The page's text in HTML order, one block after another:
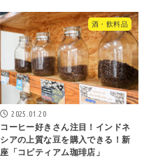
酒・飲料品
2025.01.20
コーヒー好きさん注目！インドネ
シアの上質な豆を購入できる！新
座「コピティアム珈琲店」